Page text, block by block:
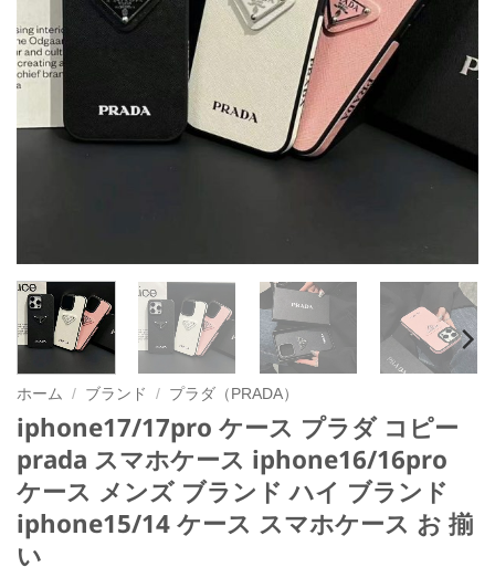
ホーム / ブランド / プラダ（PRADA）
iphone17/17pro ケース プラダ コピー
prada スマホケース iphone16/16pro
ケース メンズ ブランド ハイ ブランド
iphone15/14 ケース スマホケース お 揃
い